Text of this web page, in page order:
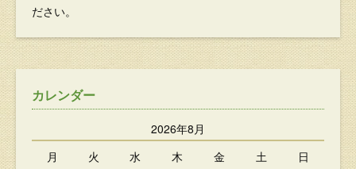
ださい。
カレンダー
2026年8月
月
火 水 木 金 土
日